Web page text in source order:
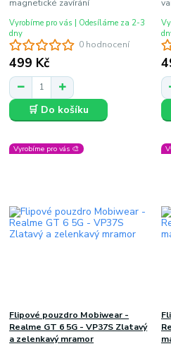
0 hodnocení
magnetické zavírání
499 Kč
Vyrobíme pro vás | Odesíláme za 2-3
dny
🛒 Do košíku
Vyrobíme pro vás 🎨
Flipové pouzdro Mobiwear -
Realme GT 6 5G - VP37S Zlatavý
a zelenkavý mramor